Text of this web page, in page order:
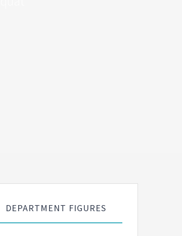
DEPARTMENT FIGURES